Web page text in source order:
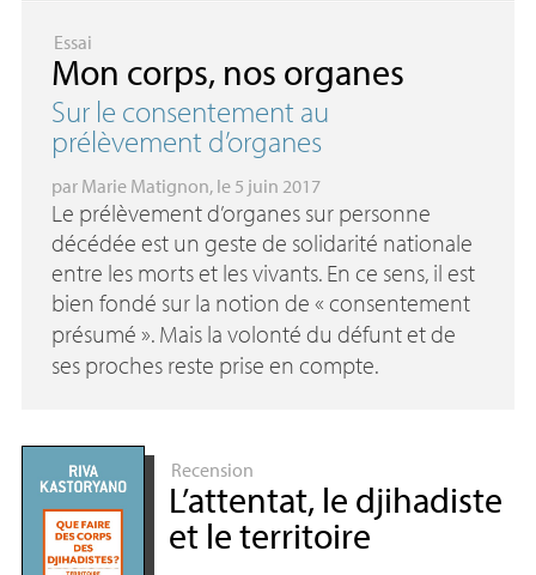
Essai
Mon corps, nos organes
Sur le consentement au
prélèvement d’organes
par Marie Matignon, le 5 juin 2017
Le prélèvement d’organes sur personne
décédée est un geste de solidarité nationale
entre les morts et les vivants. En ce sens, il est
bien fondé sur la notion de « consentement
présumé ». Mais la volonté du défunt et de
ses proches reste prise en compte.
Recension
L’attentat, le djihadiste
et le territoire